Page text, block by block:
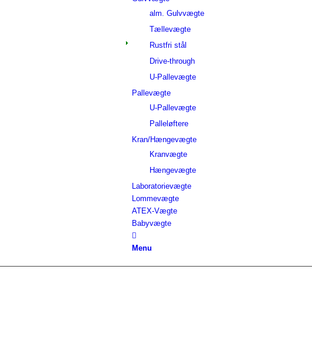
alm. Gulvvægte
Tællevægte
Rustfri stål
Drive-through
U-Pallevægte
Pallevægte
U-Pallevægte
Palleløftere
Kran/Hængevægte
Kranvægte
Hængevægte
Laboratorievægte
Lommevægte
ATEX-Vægte
Babyvægte
Menu